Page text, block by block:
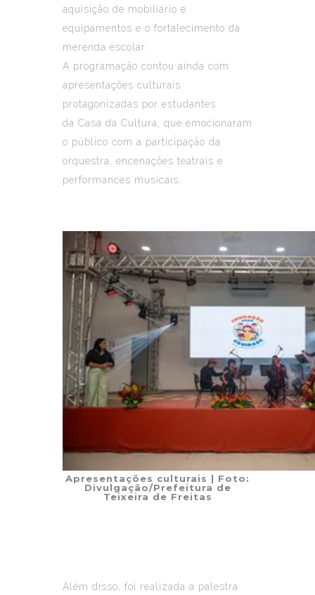
aquisição de mobiliário e
equipamentos e o fortalecimento da
merenda escolar.
A programação contou ainda com
apresentações culturais
protagonizadas por estudantes
da Casa da Cultura, que emocionaram
o público com a participação da
orquestra, encenações teatrais e
performances musicais.
Apresentações culturais | Foto:
Divulgação/Prefeitura de
Teixeira de Freitas
Além disso, foi realizada a palestra